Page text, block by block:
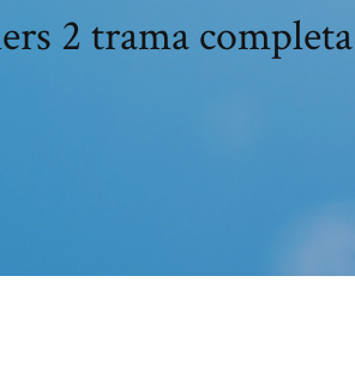
2 trama completa